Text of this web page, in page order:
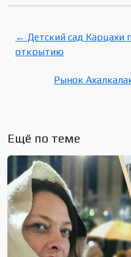
← Детский сад Карцахи
открытию
Рынок
Ещё по теме